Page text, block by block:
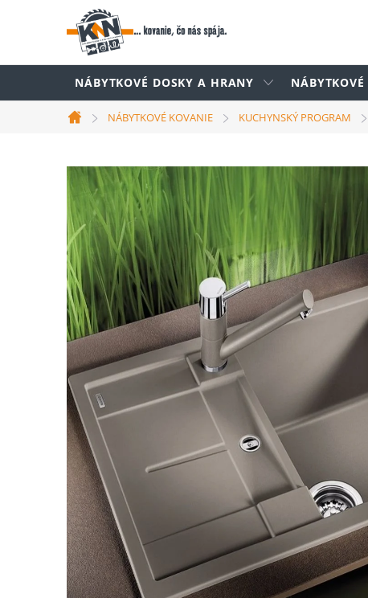
NÁBYTKOVÉ DOSKY A HRANY
Domov
NÁBYTKOVÉ KOVANIE KUCHYNSKÝ PROGRAM